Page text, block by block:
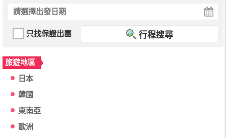
只找保證出團 行程搜尋
旅遊地區
日本
韓國
東南亞
歐洲